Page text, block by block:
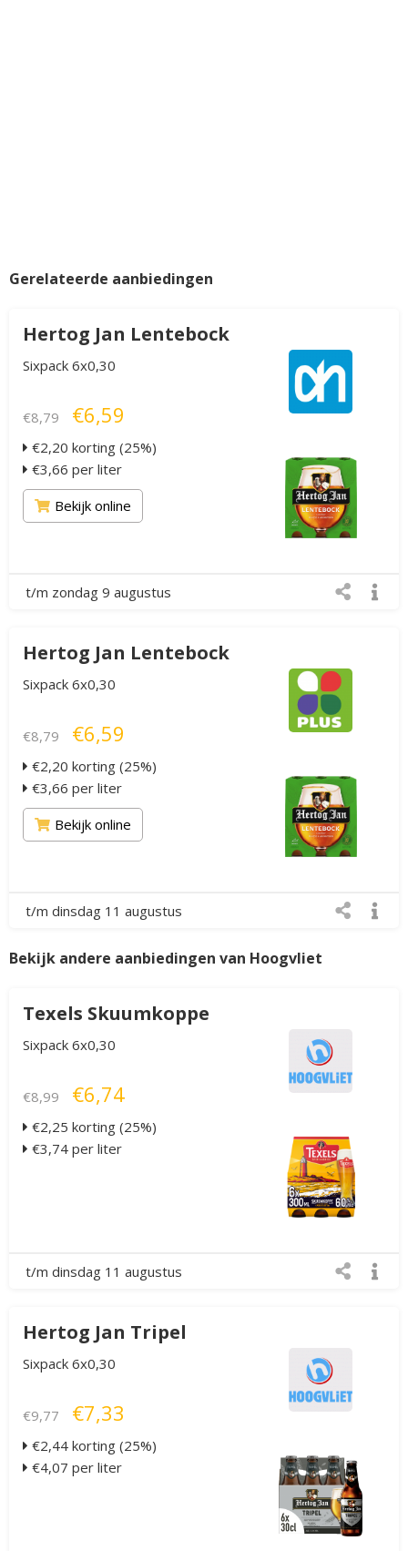
Gerelateerde aanbiedingen
Hertog Jan Lentebock
Sixpack 6x0,30
€8,79 €6,59
€2,20 korting (25%)
€3,66 per liter
Bekijk online
t/m zondag 9 augustus
Hertog Jan Lentebock
Sixpack 6x0,30
€8,79 €6,59
€2,20 korting (25%)
€3,66 per liter
Bekijk online
t/m dinsdag 11 augustus
Bekijk andere aanbiedingen van Hoogvliet
Texels Skuumkoppe
Sixpack 6x0,30
€8,99 €6,74
€2,25 korting (25%)
€3,74 per liter
t/m dinsdag 11 augustus
Hertog Jan Tripel
Sixpack 6x0,30
€9,77 €7,33
€2,44 korting (25%)
€4,07 per liter